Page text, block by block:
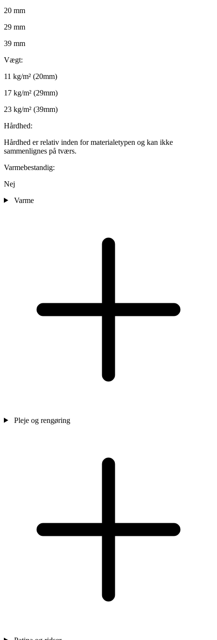
20 mm
29 mm
39 mm
Vægt:
11 kg/m² (20mm)
17 kg/m² (29mm)
23 kg/m² (39mm)
Hårdhed:
Hårdhed er relativ inden for materialetypen og kan ikke
sammenlignes på tværs.
Varmebestandig:
Nej
Varme
Pleje og rengøring